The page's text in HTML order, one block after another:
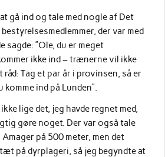
gå ind og tale med nogle af Det
der var med
sagde: ”Ole, du er meget
ikke ind – trænerne vil ikke
råd: Tag et par år i provinsen, så er
ind på Lunden”.
lige det, jeg havde regnet med,
gøre noget. Der var også tale
Amager på 500 meter, men det
på dyrplageri, så jeg begyndte at